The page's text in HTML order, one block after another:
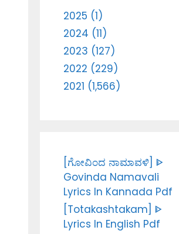
2025 (1)
2024 (11)
2023 (127)
2022 (229)
2021 (1,566)
[ಗೋವಿಂದ ನಾಮಾವಳಿ] ᐈ
Govinda Namavali
Lyrics In Kannada Pdf
[Totakashtakam] ᐈ
Lyrics In English Pdf